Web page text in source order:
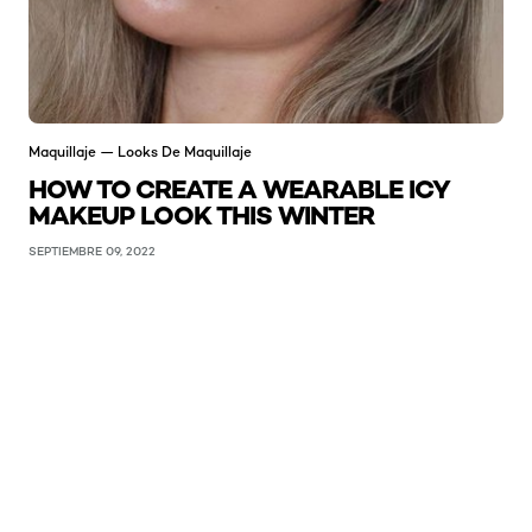
Maquillaje — Looks De Maquillaje
HOW TO CREATE A WEARABLE ICY
MAKEUP LOOK THIS WINTER
SEPTIEMBRE 09, 2022